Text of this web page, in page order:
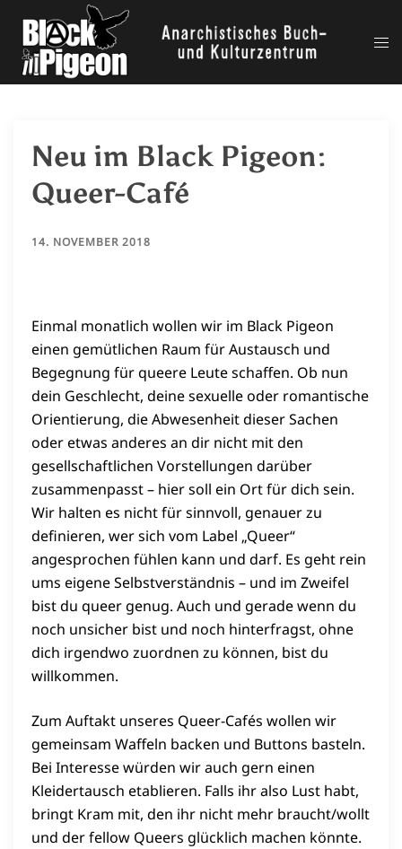
Inhalt
springen
Neu im Black Pigeon:
Queer-Café
14. NOVEMBER 2018
Einmal monatlich wollen wir im Black Pigeon
einen gemütlichen Raum für Austausch und
Begegnung für queere Leute schaffen. Ob nun
dein Geschlecht, deine sexuelle oder romantische
Orientierung, die Abwesenheit dieser Sachen
oder etwas anderes an dir nicht mit den
gesellschaftlichen Vorstellungen darüber
zusammenpasst – hier soll ein Ort für dich sein.
Wir halten es nicht für sinnvoll, genauer zu
definieren, wer sich vom Label „Queer“
angesprochen fühlen kann und darf. Es geht rein
ums eigene Selbstverständnis – und im Zweifel
bist du queer genug. Auch und gerade wenn du
noch unsicher bist und noch hinterfragst, ohne
dich irgendwo zuordnen zu können, bist du
willkommen.
Zum Auftakt unseres Queer-Cafés wollen wir
gemeinsam Waffeln backen und Buttons basteln.
Bei Interesse würden wir auch gern einen
Kleidertausch etablieren. Falls ihr also Lust habt,
bringt Kram mit, den ihr nicht mehr braucht/wollt
und der fellow Queers glücklich machen könnte.